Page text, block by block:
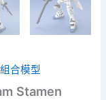
組合模型
Stamen